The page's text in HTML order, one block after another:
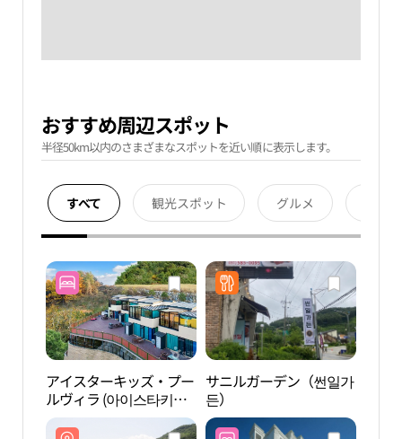
おすすめ周辺スポット
半径50km以内のさまざまなスポットを近い順に表示します。
すべて 観光スポット グルメ
アイスターキッズ・プー
ルヴィラ (아이스타키즈
풀빌라)
サニルガーデン（썬일가
든）